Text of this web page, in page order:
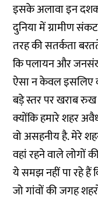
इसके अलावा इन
दुनिया में ग्रामीण
तरह की सतर्कता
कि पलायन और
ऐसा न केवल इसलिए
बड़े स्तर पर खराब
क्योंकि हमारे शहर
वो असहनीय है. मेरे
वहां रहने वाले लोगों
ये समझ नहीं पा रहे हैं
जो गांवों की जगह